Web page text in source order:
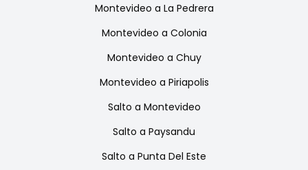
Montevideo a La Pedrera
Montevideo a Colonia
Montevideo a Chuy
Montevideo a Piriapolis
Salto a Montevideo
Salto a Paysandu
Salto a Punta Del Este